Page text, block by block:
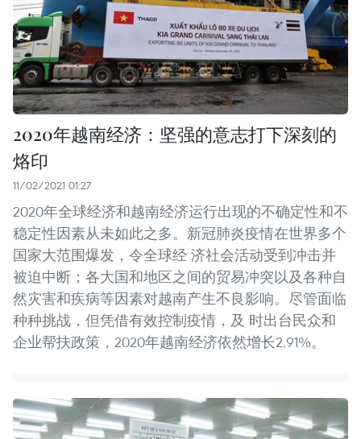
2020年越南经济：坚强的意志打下深刻的
烙印
11/02/2021 01:27
2020年全球经济和越南经济运行出现的不确定性和不
稳定性因素从未如此之多。新冠肺炎疫情在世界多个
国家大范围爆发，令全球经 济社会活动受到冲击并
被迫中断；各大国和地区之间的贸易冲突以及各种自
然灾害和疾病等因素对越南产生不良影响。尽管面临
种种挑战，但凭借有效控制疫情，及 时出台民众和
企业帮扶政策，2020年越南经济依然增长2.91%。